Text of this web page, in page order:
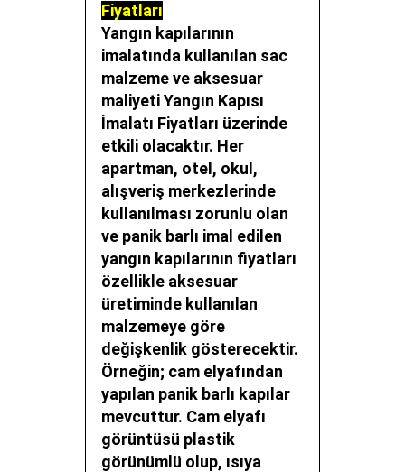
Fiyatları
Yangın kapılarının
imalatında kullanılan sac
malzeme ve aksesuar
maliyetiYangın Kapısı
İmalatı Fiyatları üzerinde
etkili olacaktır. Her
apartman, otel, okul,
alışveriş merkezlerinde
kullanılması zorunlu olan
ve panik barlı imal edilen
yangın kapılarının fiyatları
özellikle aksesuar
üretiminde kullanılan
malzemeye göre
değişkenlik gösterecektir.
Örneğin; cam elyafından
yapılan panik barlı kapılar
mevcuttur. Cam elyafı
görüntüsü plastik
görünümlü olup, ısıya